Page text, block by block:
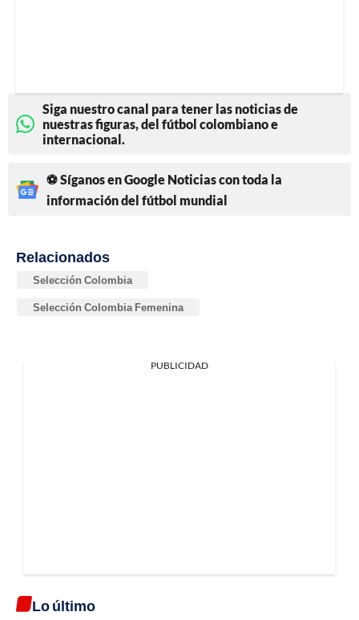
Siga nuestro canal para tener las noticias de
nuestras figuras, del fútbol colombiano e
internacional.
⚽ Síganos en Google Noticias con toda la
información del fútbol mundial
Relacionados
Selección Colombia
Selección Colombia Femenina
PUBLICIDAD
Lo último